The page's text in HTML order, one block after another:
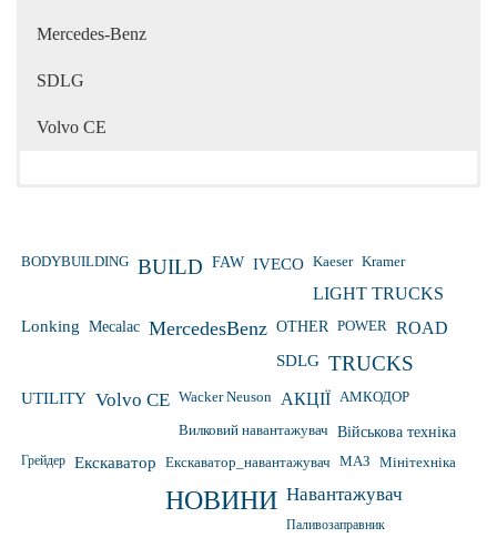
Mercedes-Benz
SDLG
Volvo CE
BODYBUILDING BUILD FAW IVECO Kaeser Kramer
LIGHT TRUCKS
Lonking Mecalac MercedesBenz OTHER POWER ROAD
SDLG TRUCKS
UTILITY Volvo CE Wacker Neuson АКЦІЇ АМКОДОР
Вилковий навантажувач Військова техніка
Грейдер Екскаватор Екскаватор_навантажувач МАЗ Мінітехніка
НОВИНИ Навантажувач
Паливозаправник